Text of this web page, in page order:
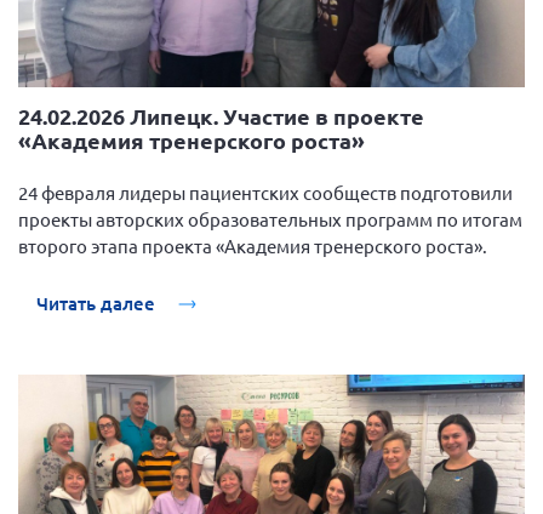
24.02.2026 Липецк. Участие в проекте
«Академия тренерского роста»
24 февраля лидеры пациентских сообществ подготовили
проекты авторских образовательных программ по итогам
второго этапа проекта «Академия тренерского роста».
Читать далее